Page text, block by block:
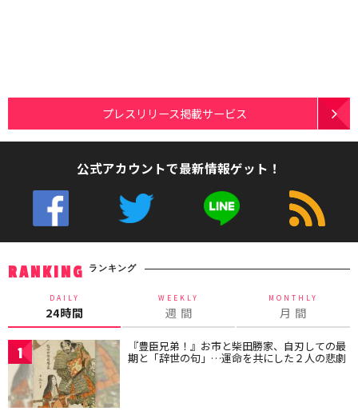
プレスリリース掲載サービス
公式アカウントで最新情報ゲット！
RANKING ランキング
DAILY
24時間
WEEKLY
週 間
MONTHLY
月 間
1 『豊臣兄弟！』お市と柴田勝家、自刃しての最
期と「辞世の句」…運命を共にした２人の悲劇